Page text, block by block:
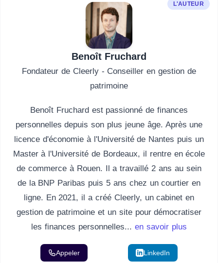
L'AUTEUR
Benoît Fruchard
Fondateur de Cleerly - Conseiller en gestion de
patrimoine
Benoît Fruchard est passionné de finances
personnelles depuis son plus jeune âge. Après une
licence d'économie à l'Université de Nantes puis un
Master à l'Université de Bordeaux, il rentre en école
de commerce à Rouen. Il a travaillé 2 ans au sein
de la BNP Paribas puis 5 ans chez un courtier en
ligne. En 2021, il a créé Cleerly, un cabinet en
gestion de patrimoine et un site pour démocratiser
les finances personnelles... en savoir plus
Appeler LinkedIn